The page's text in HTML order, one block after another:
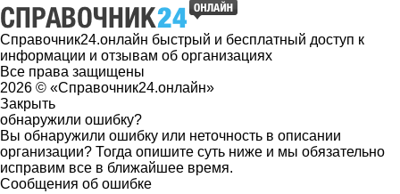
Справочник24.онлайн быстрый и бесплатный доступ к
информации и отзывам об организациях
Все права защищены
2026 © «Справочник24.онлайн»
Закрыть
обнаружили ошибку?
Вы обнаружили ошибку или неточность в описании
организации? Тогда опишите суть ниже и мы обязательно
исправим все в ближайшее время.
Сообщения об ошибке